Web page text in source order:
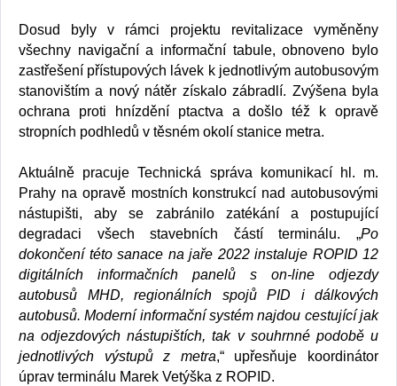
Dosud byly v rámci projektu revitalizace vyměněny
všechny navigační a informační tabule, obnoveno bylo
zastřešení přístupových lávek k jednotlivým autobusovým
stanovištím a nový nátěr získalo zábradlí. Zvýšena byla
ochrana proti hnízdění ptactva a došlo též k opravě
stropních podhledů v těsném okolí stanice metra.
Aktuálně pracuje Technická správa komunikací hl. m.
Prahy na opravě mostních konstrukcí nad autobusovými
nástupišti, aby se zabránilo zatékání a postupující
degradaci všech stavebních částí terminálu. „Po
dokončení této sanace na jaře 2022 instaluje ROPID 12
digitálních informačních panelů s on-line odjezdy
autobusů MHD, regionálních spojů PID i dálkových
autobusů. Moderní informační systém najdou cestující jak
na odjezdových nástupištích, tak v souhrnné podobě u
jednotlivých výstupů z metra,“ upřesňuje koordinátor
úprav terminálu Marek Vetýška z ROPID.